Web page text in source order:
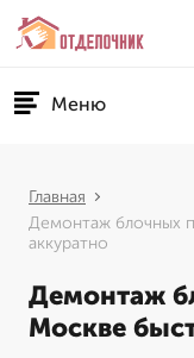
Меню
Главная
Демонтаж блочных
аккуратно
Демонтаж
Москве